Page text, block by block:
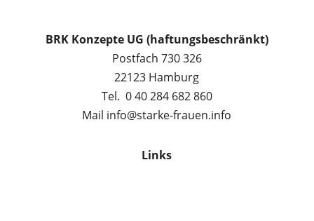
BRK Konzepte UG (haftungsbeschränkt)
Postfach 730 326
22123 Hamburg
Tel. 0 40 284 682 860
Mail info@starke-frauen.info
Links